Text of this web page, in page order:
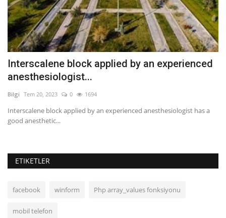
Interscalene block applied by an experienced
anesthesiologist...
Bilgi Tem 20, 2023 0 1694
Interscalene block applied by an experienced anesthesiologist has a
good anesthetic...
ETIKETLER
facebook winform Php array_values fonksiyonu
mobil telefon